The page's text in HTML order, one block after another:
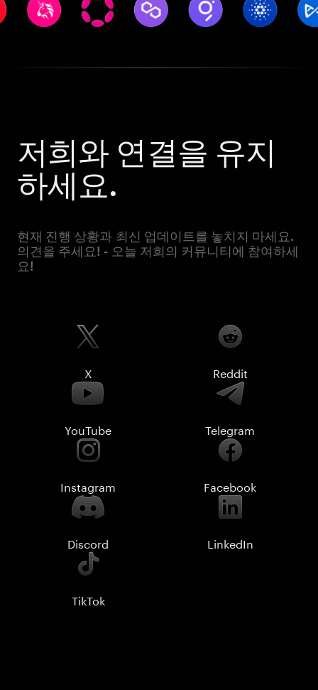
저희와 연결을 유지
하세요.
현재 진행 상황과 최신 업데이트를 놓치지 마세요.
의견을 주세요! - 오늘 저희의 커뮤니티에 참여하세
요!
X Reddit
YouTube Telegram
Instagram Facebook
Discord LinkedIn
TikTok